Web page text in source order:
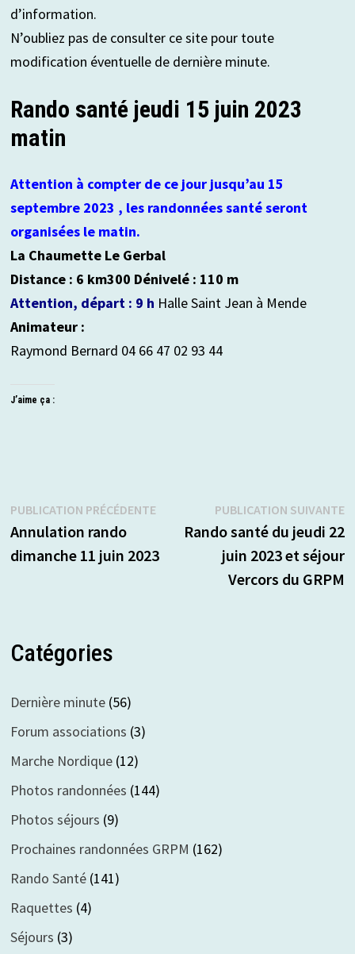
d’information.
N’oubliez pas de consulter ce site pour toute
modification éventuelle de dernière minute.
Rando santé jeudi 15 juin 2023
matin
Attention à compter de ce jour jusqu’au 15
septembre 2023 , les randonnées santé seront
organisées le matin.
La Chaumette Le Gerbal
Distance : 6 km300 Dénivelé : 110 m
Attention, départ : 9 h Halle Saint Jean à Mende
Animateur :
Raymond Bernard 04 66 47 02 93 44
J’aime ça :
Navigation
de
l’article
PUBLICATION PRÉCÉDENTEPublication
précédente :
Annulation rando
dimanche 11 juin 2023
PUBLICATION SUIVANTE
Rando santé du jeudi 22
juin 2023 et séjour
Vercors du GRPM
Catégories
Dernière minute(56)
Forum associations (3)
Marche Nordique(12)
Photos randonnées (144)
Photos séjours (9)
Prochaines randonnées GRPM (162)
Rando Santé(141)
Raquettes (4)
Séjours (3)